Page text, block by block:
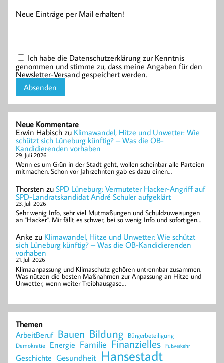
Neue Einträge per Mail erhalten!
Ich habe die Datenschutzerklärung zur Kenntnis
genommen und stimme zu, dass meine Angaben für den
Newsletter-Versand gespeichert werden.
Neue Kommentare
Erwin Habisch zu Klimawandel, Hitze und Unwetter: Wie
schützt sich Lüneburg künftig? – Was die OB-
Kandidierenden vorhaben
29. Juli 2026
Wenn es um Grün in der Stadt geht, wollen scheinbar alle Parteien
mitmachen. Schon vor Jahrzehnten gab es dazu einen…
Thorsten zu SPD Lüneburg: Vermuteter Hacker-Angriff auf
SPD-Landratskandidat André Schuler aufgeklärt
23. Juli 2026
Sehr wenig Info, sehr viel Mutmaßungen und Schuldzuweisungen
an "Hacker". Mir fällt es schwer, bei so wenig Info und sofortigen…
Anke zu Klimawandel, Hitze und Unwetter: Wie schützt
sich Lüneburg künftig? – Was die OB-Kandidierenden
vorhaben
21. Juli 2026
Klimaanpassung und Klimaschutz gehören untrennbar zusammen.
Was nützen die besten Maßnahmen zur Anpassung an Hitze und
Unwetter, wenn weiter Treibhausgase…
Themen
ArbeitBeruf Bauen Bildung Bürgerbeteiligung
Demokratie Energie Familie Finanzielles Fußverkehr
Geschichte Gesundheit Hansestadt